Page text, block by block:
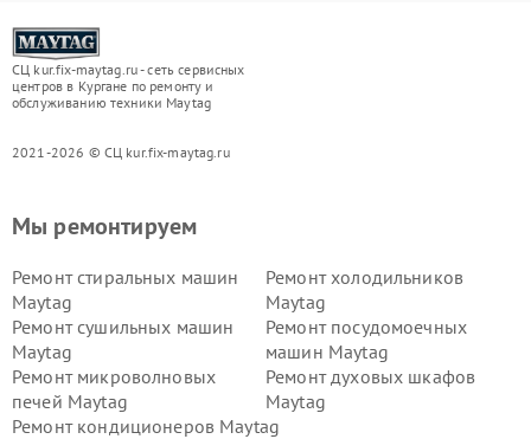
СЦ kur.fix-maytag.ru - сеть сервисных
центров в Кургане по ремонту и
обслуживанию техники Maytag
2021-2026 © СЦ kur.fix-maytag.ru
Мы ремонтируем
Ремонт стиральных машин
Maytag
Ремонт холодильников
Maytag
Ремонт сушильных машин
Maytag
Ремонт посудомоечных
машин Maytag
Ремонт микроволновых
печей Maytag
Ремонт духовых шкафов
Maytag
Ремонт кондиционеров Maytag